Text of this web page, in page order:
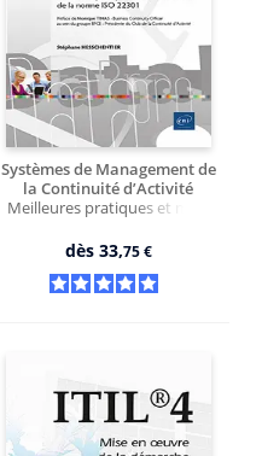
Systèmes de Management de
la Continuité d’Activité
Meilleures pratiques et mise
22301
dès 33,75 €